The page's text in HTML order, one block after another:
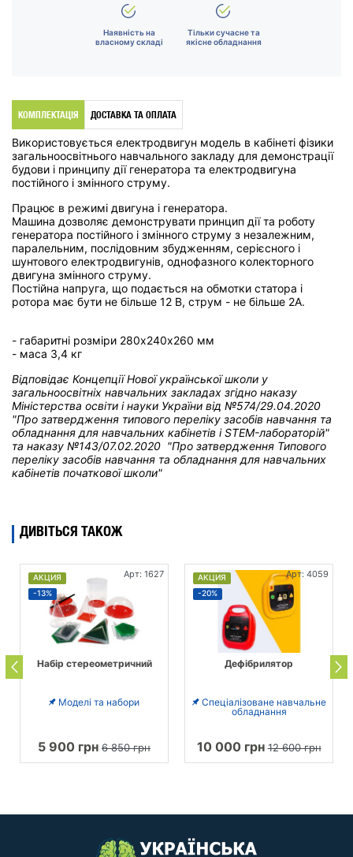
Наявність на
власному складі
Тільки сучасне та
якісне обладнання
КОМПЛЕКТАЦІЯ ДОСТАВКА ТА ОПЛАТА
Використовується електродвигун модель в кабінеті фізики
загальноосвітнього навчального закладу для демонстрації
будови і принципу дії генератора та електродвигуна
постійного і змінного струму.
Працює в режимі двигуна і генератора.
Машина дозволяє демонструвати принцип дії та роботу
генератора постійного і змінного струму з незалежним,
паралельним, послідовним збудженням, серієсного і
шунтового електродвигунів, однофазного колекторного
двигуна змінного струму.
Постійна напруга, що подається на обмотки статора і
ротора має бути не більше 12 В, струм - не більше 2А.
- габаритні розміри 280х240х260 мм
- маса 3,4 кг
Відповідає Концепції Нової української школи у
загальноосвітніх навчальних закладах згідно наказу
Міністерства освіти і науки України від №574/29.04.2020
"Про затвердження типового переліку засобів навчання та
обладнання для навчальних кабінетів і STEM-лабораторій"
та наказу №143/07.02.2020 "Про затвердження Типового
переліку засобів навчання та обладнання для навчальних
кабінетів початкової школи"
ДИВІТЬСЯ ТАКОЖ
АКЦИЯ
-13%
Арт: 1627
Набір стереометричний
Моделі та набори
5 900 грн 6 850 грн
АКЦИЯ
-20%
Арт: 4059
Дефібрилятор
Спеціалізоване навчальне
обладнання
10 000 грн12 600 грн